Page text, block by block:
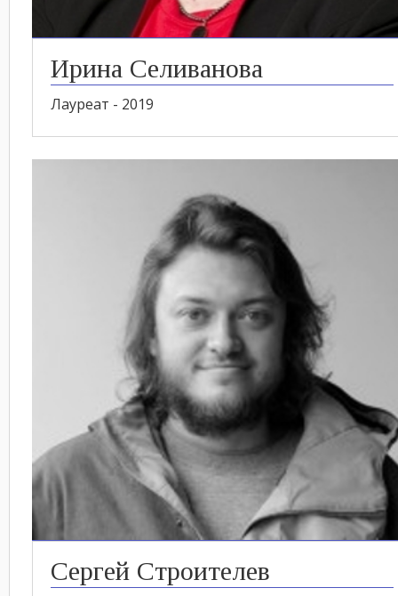
Ирина Селиванова
Лауреат - 2019
Сергей Строителев